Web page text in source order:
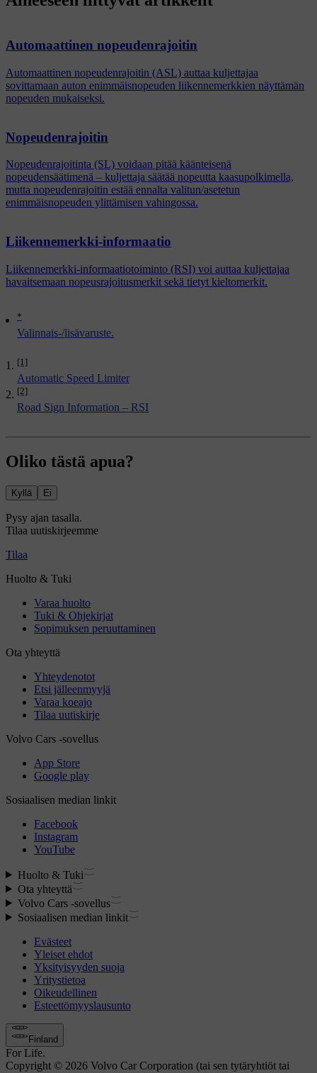
*
Valinnais-/lisävaruste.
[1]
Automatic Speed Limiter
[2]
Road Sign Information – RSI
Automaattinen nopeudenrajoitin
Automaattinen nopeudenrajoitin (ASL) auttaa kuljettajaa
sovittamaan auton enimmäisnopeuden liikennemerkkien näyttämän
nopeuden mukaiseksi.
Nopeudenrajoitin
Nopeudenrajoitinta (SL) voidaan pitää käänteisenä
nopeudensäätimenä – kuljettaja säätää nopeutta kaasupolkimella,
mutta nopeudenrajoitin estää ennalta valitun/asetetun
enimmäisnopeuden ylittämisen vahingossa.
Liikennemerkki-informaatio
Liikennemerkki-informaatiotoiminto (RSI) voi auttaa kuljettajaa
havaitsemaan nopeusrajoitusmerkit sekä tietyt kieltomerkit.
Oliko tästä apua?
Kyllä Ei